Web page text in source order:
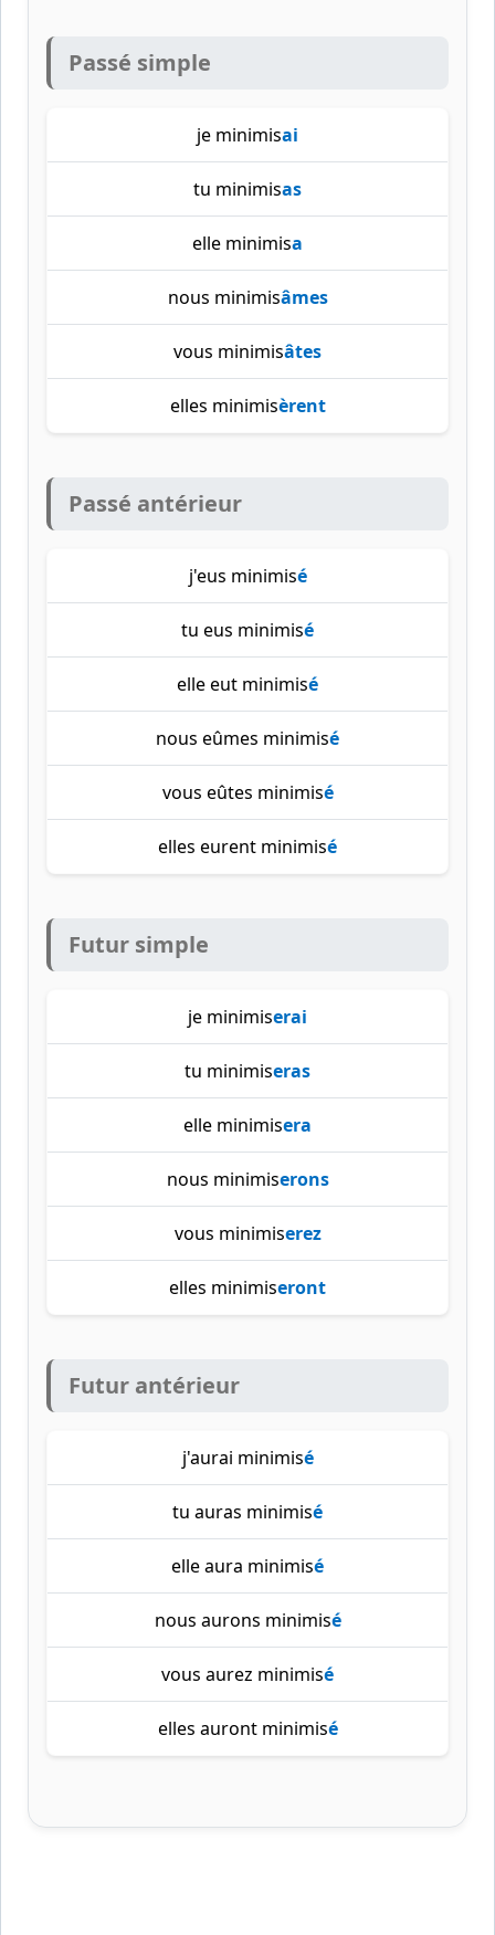
Passé simple
je minimisai
tu minimisas
elle minimisa
nous minimisâmes
vous minimisâtes
elles minimisèrent
Passé antérieur
j'eus minimisé
tu eus minimisé
elle eut minimisé
nous eûmes minimisé
vous eûtes minimisé
elles eurent minimisé
Futur simple
je minimiserai
tu minimiseras
elle minimisera
nous minimiserons
vous minimiserez
elles minimiseront
Futur antérieur
j'aurai minimisé
tu auras minimisé
elle aura minimisé
nous aurons minimisé
vous aurez minimisé
elles auront minimisé